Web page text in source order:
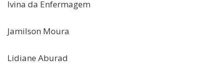
Ivina da Enfermagem
Jamilson Moura
Lidiane Aburad